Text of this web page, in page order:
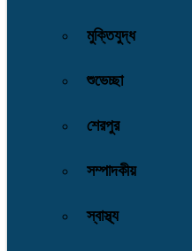
মুক্তিযুদ্ধ
শুভেচ্ছা
শেরপুর
সম্পাদকীয়
স্বাস্থ্য